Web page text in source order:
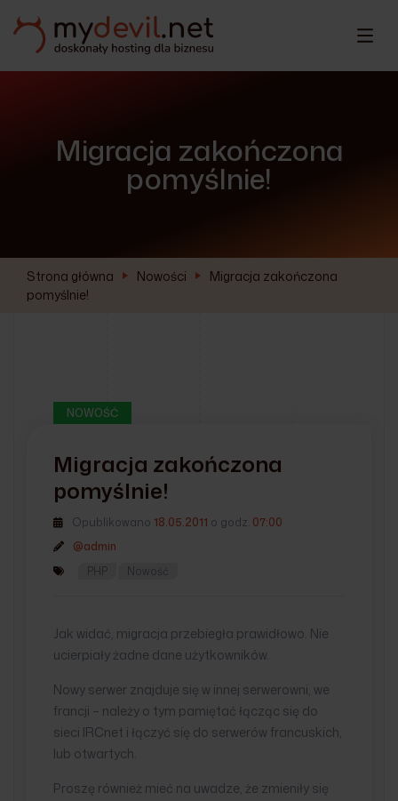
Migracja zakończona
pomyślnie!
Strona główna Nowości
Migracja zakończona
pomyślnie!
NOWOŚĆ
Migracja zakończona
pomyślnie!
Opublikowano 18.05.2011 o godz. 07:00
@admin
PHP
Nowość
Jak widać, migracja przebiegła prawidłowo. Nie
ucierpiały żadne dane użytkowników.
Nowy serwer znajduje się w innej serwerowni, we
francji – należy o tym pamiętać łącząc się do
sieci IRCnet i łączyć się do serwerów francuskich,
lub otwartych.
Proszę również mieć na uwadze, że zmieniły się